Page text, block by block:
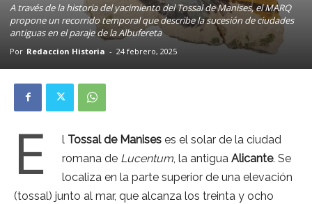
A través de la historia del yacimiento del Tossal de Manises, el MARQ
propone un recorrido temporal que describe la sucesión de ciudades
antiguas en el paraje de la Albufereta
Por Redaccion Historia - 24 febrero, 2025
E l Tossal de Manises es el solar de la ciudad
romana de Lucentum , la antigua Alicante. Se
localiza en la parte superior de una elevación
(tossal) junto al mar, que alcanza los treinta y ocho